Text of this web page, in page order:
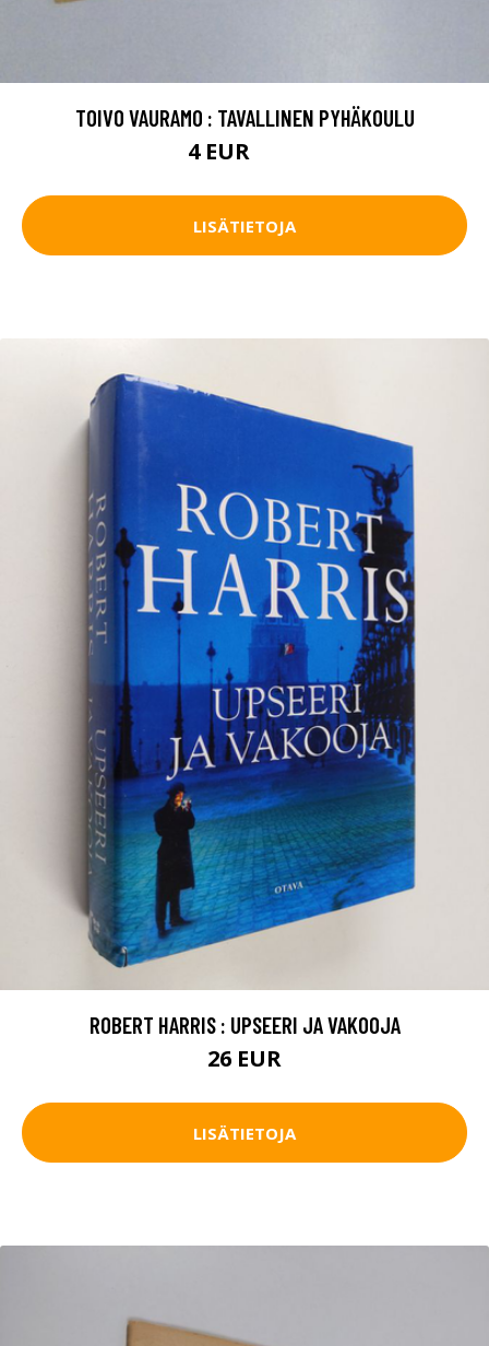
TOIVO VAURAMO : TAVALLINEN PYHÄKOULU
4 EUR
LISÄTIETOJA
ROBERT HARRIS : UPSEERI JA VAKOOJA
26 EUR
LISÄTIETOJA